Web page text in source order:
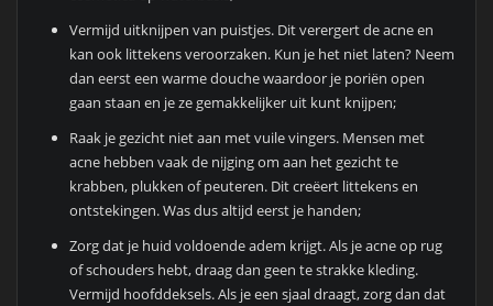
Vermijd uitknijpen van puistjes. Dit verergert de acne en
kan ook littekens veroorzaken. Kun je het niet laten? Neem
dan eerst een warme douche waardoor je poriën open
gaan staan en je ze gemakkelijker uit kunt knijpen;
Raak je gezicht niet aan met vuile vingers. Mensen met
acne hebben vaak de nijging om aan het gezicht te
krabben, plukken of peuteren. Dit creëert littekens en
ontstekingen. Was dus altijd eerst je handen;
Zorg dat je huid voldoende adem krijgt. Als je acne op rug
of schouders hebt, draag dan geen te strakke kleding.
Vermijd hoofddeksels. Als je een sjaal draagt, zorg dan dat